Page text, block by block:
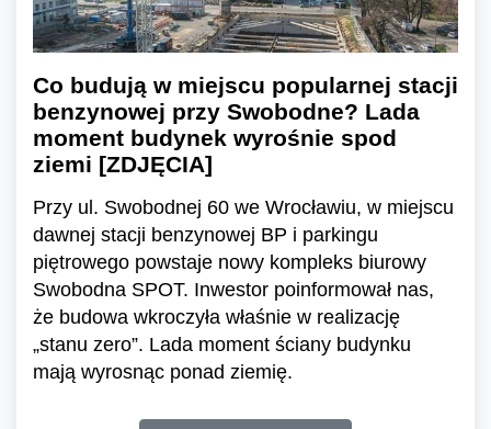
Co budują w miejscu popularnej stacji
benzynowej przy Swobodne? Lada
moment budynek wyrośnie spod
ziemi [ZDJĘCIA]
Przy ul. Swobodnej 60 we Wrocławiu, w miejscu
dawnej stacji benzynowej BP i parkingu
piętrowego powstaje nowy kompleks biurowy
Swobodna SPOT. Inwestor poinformował nas,
że budowa wkroczyła właśnie w realizację
„stanu zero”. Lada moment ściany budynku
mają wyrosnąc ponad ziemię.